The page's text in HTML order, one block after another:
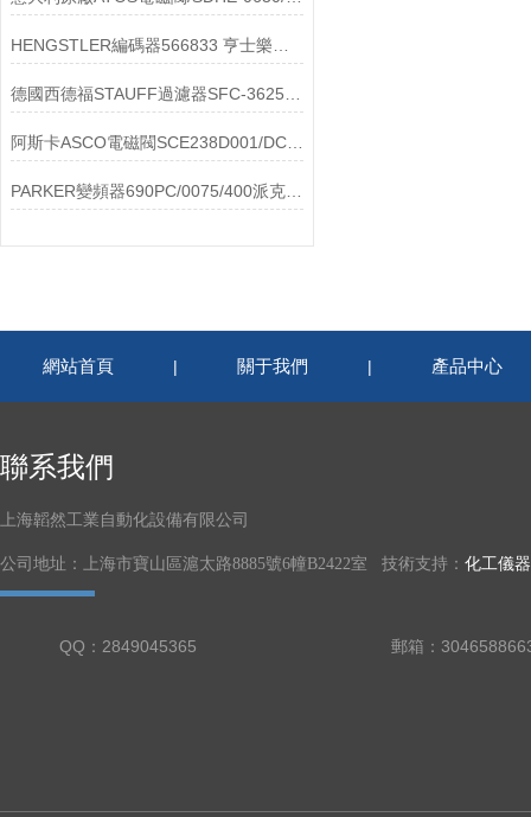
阿斯卡ASCO電磁閥SCE238D001/DC24V 性能優勢
PARKER變頻器690PC/0075/400派克安裝方式
網站首頁 | 關于我們 | 產品中心
聯系我們
上海韜然工業自動化設備有限公司
公司地址：上海市寶山區滬太路8885號6幢B2422室 技術支持： 化工儀
QQ：2849045365 郵箱：